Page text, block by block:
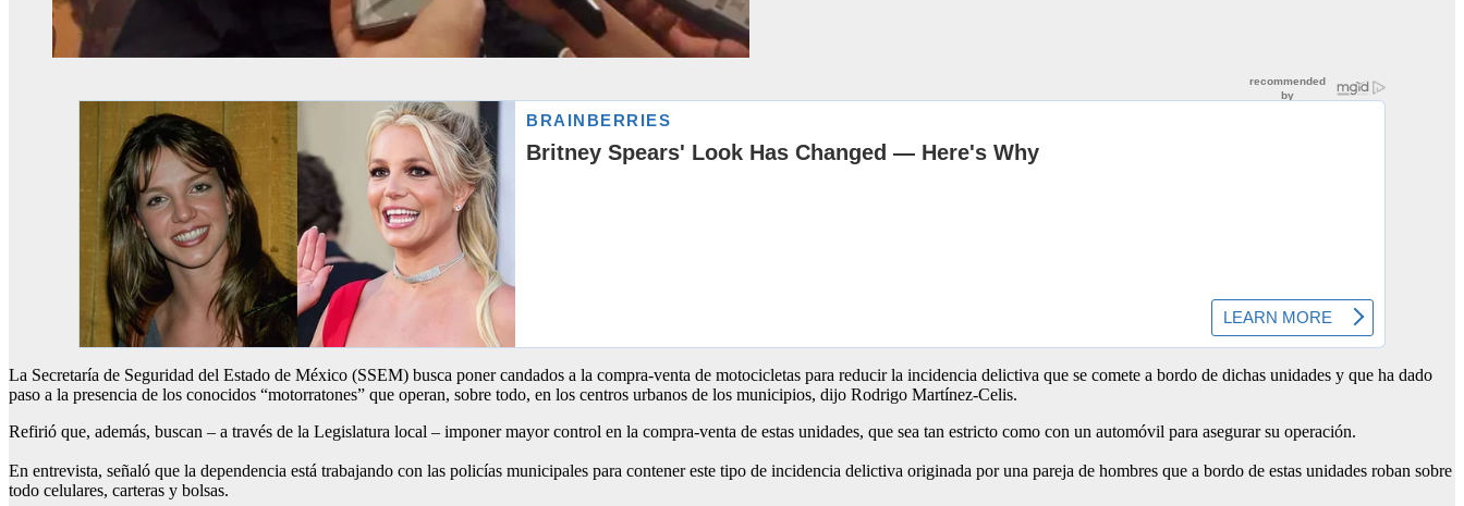
La Secretaría de Seguridad del Estado de México (SSEM) busca poner candados a la compra-venta de motocicletas para reducir la incidencia delictiva que se comete a bordo de dichas unidades y que ha dado
paso a la presencia de los conocidos “motorratones” que operan, sobre todo, en los centros urbanos de los municipios, dijo Rodrigo Martínez-Celis.
Refirió que, además, buscan – a través de la Legislatura local – imponer mayor control en la compra-venta de estas unidades, que sea tan estricto como con un automóvil para asegurar su operación.
En entrevista, señaló que la dependencia está trabajando con las policías municipales para contener este tipo de incidencia delictiva originada por una pareja de hombres que a bordo de estas unidades roban sobre
todo celulares, carteras y bolsas.